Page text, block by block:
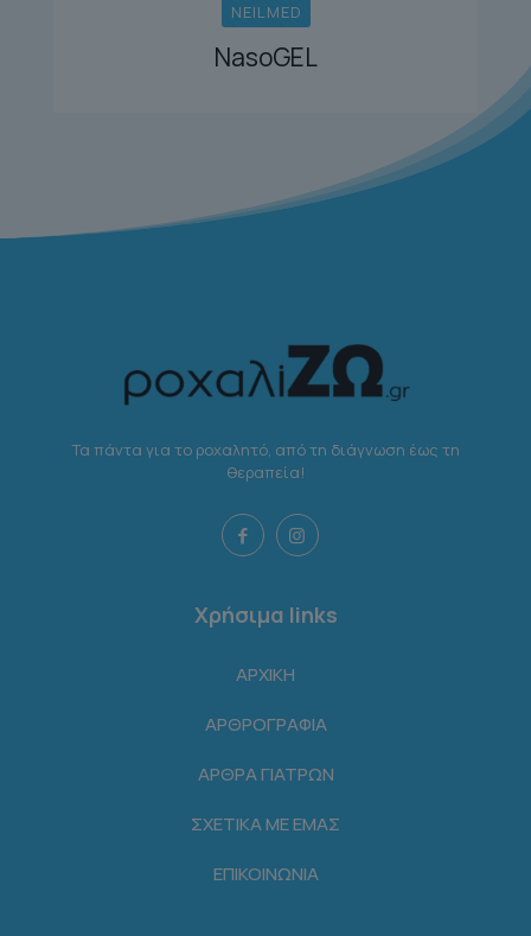
NEILMED
NasoGEL
Τα πάντα για το ροχαλητό, από τη διάγνωση έως τη
θεραπεία!
Χρήσιμα links
ΑΡΧΙΚΗ
ΑΡΘΡΟΓΡΑΦΙΑ
ΑΡΘΡΑ ΓΙΑΤΡΩΝ
ΣΧΕΤΙΚΑ ΜΕ ΕΜΑΣ
ΕΠΙΚΟΙΝΩΝΙΑ